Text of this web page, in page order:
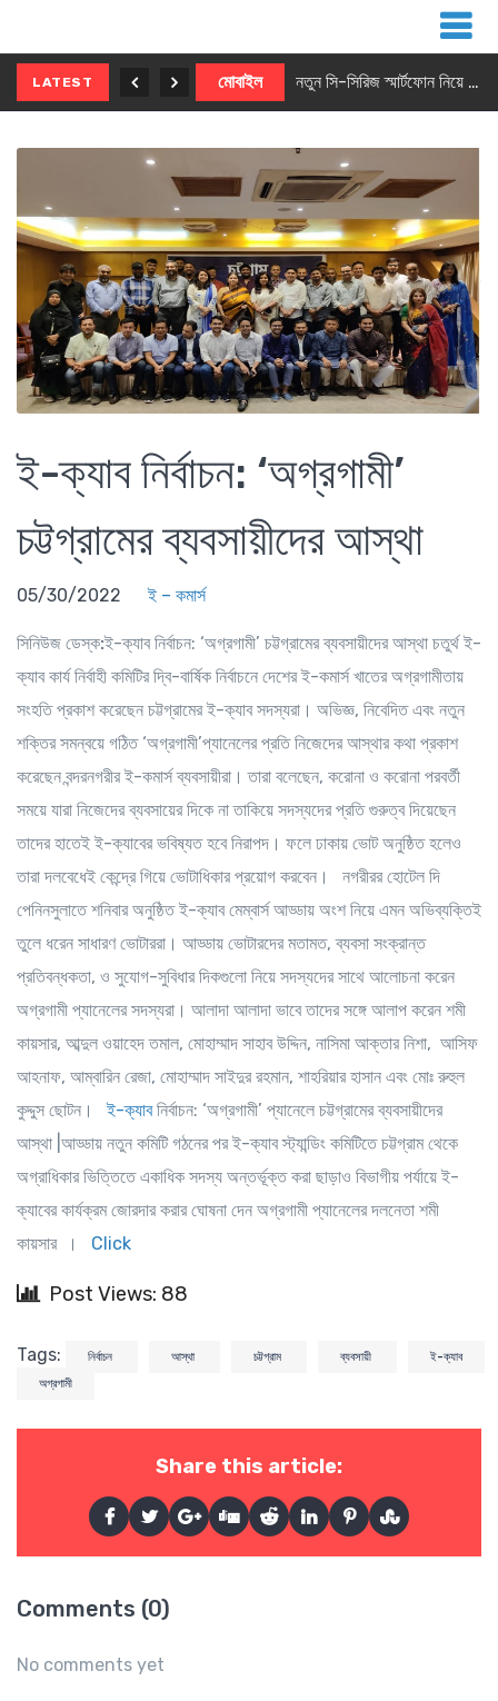
LATEST মোবাইল নতুন সি-সিরিজ স্মার্টফোন নিয়ে আসছে রিয়েলমি
ই-ক্যাব নির্বাচন: ‘অগ্রগামী’
চট্টগ্রামের ব্যবসায়ীদের আস্থা
05/30/2022 ই – কমার্স
সিনিউজ ডেস্ক:ই-ক্যাব নির্বাচন: ‘অগ্রগামী’ চট্টগ্রামের ব্যবসায়ীদের আস্থা চতুর্থ ই-
ক্যাব কার্য নির্বাহী কমিটির দ্বি-বার্ষিক নির্বাচনে দেশের ই-কমার্স খাতের অগ্রগামীতায়
সংহতি প্রকাশ করেছেন চট্টগ্রামের ই-ক্যাব সদস্যরা। অভিজ্ঞ, নিবেদিত এবং নতুন
শক্তির সমন্বয়ে গঠিত ‘অগ্রগামী’প্যানেলের প্রতি নিজেদের আস্থার কথা প্রকাশ
করেছেন বন্দরনগরীর ই-কমার্স ব্যবসায়ীরা। তারা বলেছেন, করোনা ও করোনা পরবর্তী
সময়ে যারা নিজেদের ব্যবসায়ের দিকে না তাকিয়ে সদস্যদের প্রতি গুরুত্ব দিয়েছেন
তাদের হাতেই ই-ক্যাবের ভবিষ্যত হবে নিরাপদ। ফলে ঢাকায় ভোট অনুষ্ঠিত হলেও
তারা দলবেধেই কেন্দ্রে গিয়ে ভোটাধিকার প্রয়োগ করবেন। নগরীরর হোটেল দি
পেনিনসুলাতে শনিবার অনুষ্ঠিত ই-ক্যাব মেম্বার্স আড্ডায় অংশ নিয়ে এমন অভিব্যক্তিই
তুলে ধরেন সাধারণ ভোটাররা। আড্ডায় ভোটারদের মতামত, ব্যবসা সংক্রান্ত
প্রতিবন্ধকতা, ও সুযোগ-সুবিধার দিকগুলো নিয়ে সদস্যদের সাথে আলোচনা করেন
অগ্রগামী প্যানেলের সদস্যরা। আলাদা আলাদা ভাবে তাদের সঙ্গে আলাপ করেন শমী
কায়সার, আব্দুল ওয়াহেদ তমাল, মোহাম্মাদ সাহাব উদ্দিন, নাসিমা আক্তার নিশা, আসিফ
আহনাফ, আম্বারিন রেজা, মোহাম্মাদ সাইদুর রহমান, শাহরিয়ার হাসান এবং মোঃ রুহুল
কুদ্দুস ছোটন।ই-ক্যাবনির্বাচন: ‘অগ্রগামী’ প্যানেলে চট্টগ্রামের ব্যবসায়ীদের
আস্থা |আড্ডায় নতুন কমিটি গঠনের পর ই-ক্যাব স্ট্যান্ডিং কমিটিতে চট্টগ্রাম থেকে
অগ্রাধিকার ভিত্তিতে একাধিক সদস্য অন্তর্ভূক্ত করা ছাড়াও বিভাগীয় পর্যায়ে ই-
ক্যাবের কার্যক্রম জোরদার করার ঘোষনা দেন অগ্রগামী প্যানেলের দলনেতা শমী
কায়সার । Click
Post Views: 88
Tags: নির্বাচন আস্থা চট্টগ্রাম ব্যবসায়ী
ই-ক্যাব
অগ্রগামী
Share this article:
Comments (0)
No comments yet